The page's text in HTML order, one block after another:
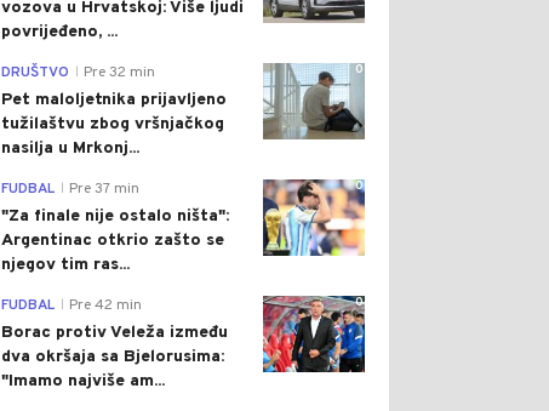
vozova u Hrvatskoj: Više ljudi
povrijeđeno, ...
0
DRUŠTVO Pre 32 min
Pet maloljetnika prijavljeno
tužilaštvu zbog vršnjačkog
nasilja u Mrkonj...
0
FUDBAL Pre 37 min
"Za finale nije ostalo ništa":
Argentinac otkrio zašto se
njegov tim ras...
0
FUDBAL Pre 42 min
Borac protiv Veleža između
dva okršaja sa Bjelorusima:
"Imamo najviše am...